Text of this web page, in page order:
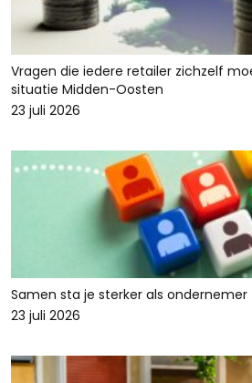
Vragen die iedere retailer zichzelf
situatie Midden-Oosten
23 juli 2026
Samen sta je sterker als ondernemer
23 juli 2026